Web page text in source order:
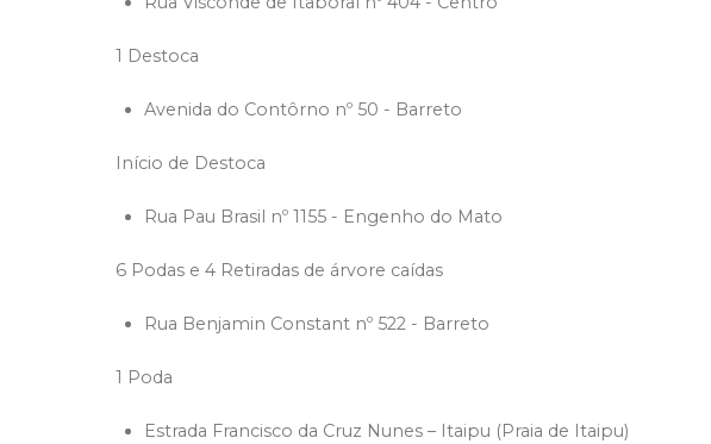
1 Destoca
Avenida do Contôrno nº 50 - Barreto
Início de Destoca
Rua Pau Brasil nº 1155 - Engenho do Mato
6 Podas e 4 Retiradas de árvore caídas
Rua Benjamin Constant nº 522 - Barreto
1 Poda
Estrada Francisco da Cruz Nunes – Itaipu (Praia de Itaipu)